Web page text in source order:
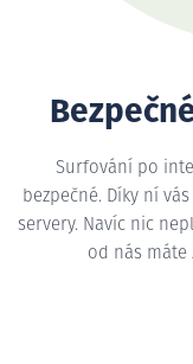
Surfování po
bezpečné. Díky ní
servery. Navíc nic
od nás máte